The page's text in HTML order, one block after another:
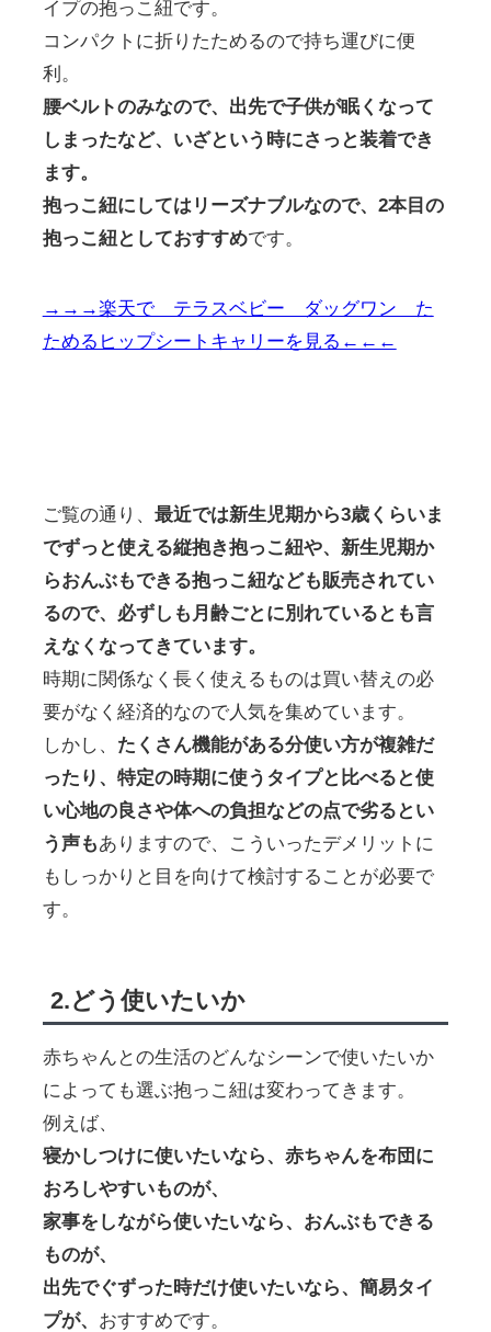
イプの抱っこ紐です。
コンパクトに折りたためるので持ち運びに便
利。
腰ベルトのみなので、出先で子供が眠くなって
しまったなど、いざという時にさっと装着でき
ます。
抱っこ紐にしてはリーズナブルなので、2本目の
抱っこ紐としておすすめです。
→→→楽天で テラスベビー ダッグワン た
ためるヒップシートキャリーを見る←←←
ご覧の通り、 最近では新生児期から3歳くらいま
でずっと使える縦抱き抱っこ紐や、新生児期か
らおんぶもできる抱っこ紐なども販売されてい
るので、必ずしも月齢ごとに別れているとも言
えなくなってきています。
時期に関係なく長く使えるものは買い替えの必
要がなく経済的なので人気を集めています。
しかし、 たくさん機能がある分使い方が複雑だ
ったり、特定の時期に使うタイプと比べると使
い心地の良さや体への負担などの点で劣るとい
う声もありますので、こういったデメリットに
もしっかりと目を向けて検討することが必要で
す。
2.どう使いたいか
赤ちゃんとの生活のどんなシーンで使いたいか
によっても選ぶ抱っこ紐は変わってきます。
例えば、
寝かしつけに使いたいなら、赤ちゃんを布団に
おろしやすいものが、
家事をしながら使いたいなら、おんぶもできる
ものが、
出先でぐずった時だけ使いたいなら、簡易タイ
プが、 おすすめです。